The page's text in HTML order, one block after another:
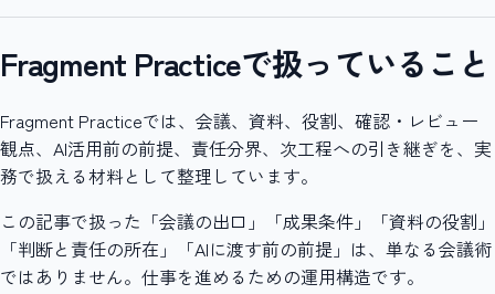
Fragment Practiceで扱っていること
Fragment Practiceでは、会議、資料、役割、確認・レビュー
観点、AI活用前の前提、責任分界、次工程への引き継ぎを、実
務で扱える材料として整理しています。
この記事で扱った「会議の出口」「成果条件」「資料の役割」
「判断と責任の所在」「AIに渡す前の前提」は、単なる会議術
ではありません。仕事を進めるための運用構造です。